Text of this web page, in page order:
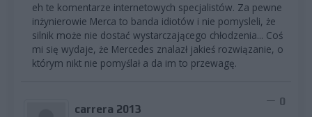
eh te komentarze internetowych specjalistów. Za pewne
inżynierowie Merca to banda idiotów i nie pomysleli, że
silnik może nie dostać wystarczającego chłodzenia... Coś
mi się wydaje, że Mercedes znalazł jakieś rozwiązanie, o
którym nikt nie pomyślał a da im to przewagę.
carrera 2013
0